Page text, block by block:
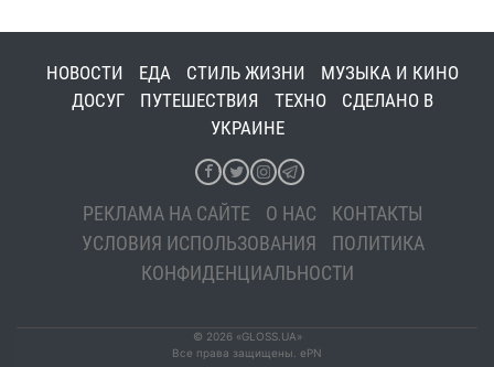
НОВОСТИ ЕДА СТИЛЬ ЖИЗНИ
МУЗЫКА И КИНО
ДОСУГ
ПУТЕШЕСТВИЯ ТЕХНО
СДЕЛАНО В
УКРАИНЕ
РЕКЛАМА НА САЙТЕ О НАС
КОНТАКТЫ
УСЛОВИЯ ИСПОЛЬЗОВАНИЯ
ПОЛИТИКА
КОНФИДЕНЦИАЛЬНОСТИ
© 2026 «GLOSS.UA»
Все права защищены. ePN